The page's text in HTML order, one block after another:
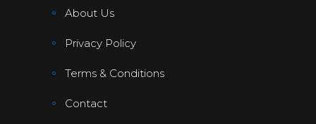
About Us
Privacy Policy
Terms & Conditions
Contact